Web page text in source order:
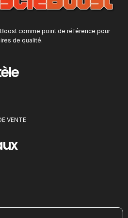
comme point de référence pour
de qualité.
VENTE